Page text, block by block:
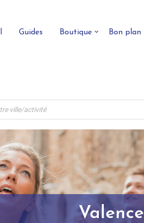
Guides Boutique Bon plan
Valence